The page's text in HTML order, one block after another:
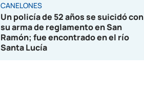
CANELONES
Un policía de 52 años se suicidó con
su arma de reglamento en San
Ramón; fue encontrado en el río
Santa Lucía